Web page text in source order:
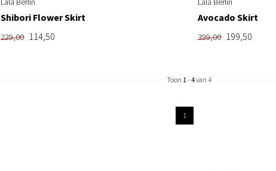
Shibori Flower Skirt
229,00 114,50
Avocado Skirt
399,00 199,50
Toon 1- 4van 4
1